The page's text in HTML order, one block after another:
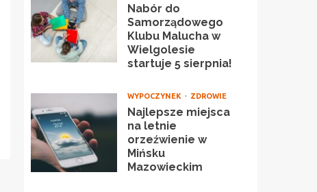
Nabór do
Samorządowego
Klubu Malucha w
Wielgolesie
startuje 5 sierpnia!
WYPOCZYNEK ZDROWIE
Najlepsze miejsca
na letnie
orzeźwienie w
Mińsku
Mazowieckim